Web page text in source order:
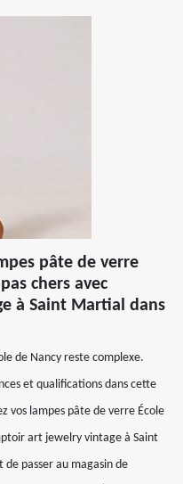
pâte de verre
chers avec
à Saint Martial dans
de Nancy reste complexe.
et qualifications dans cette
vos lampes pâte de verre École
art jewelry vintage à Saint
passer au magasin de